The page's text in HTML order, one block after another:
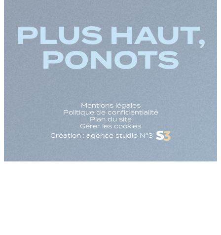
PLUS HAUT,
PONOTS
Mentions légales
Politique de confidentialité
Plan du site
Gérer les cookies
Création : agence studio N°3